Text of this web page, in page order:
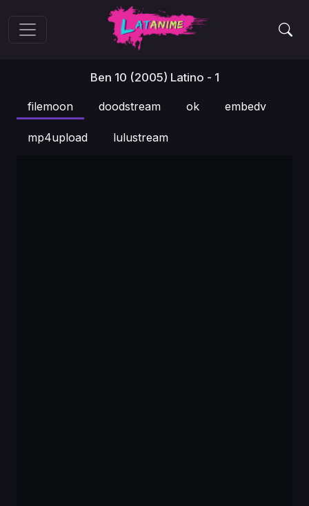
Ben 10 (2005) Latino - 1
filemoon doodstream ok embedv
mp4upload lulustream